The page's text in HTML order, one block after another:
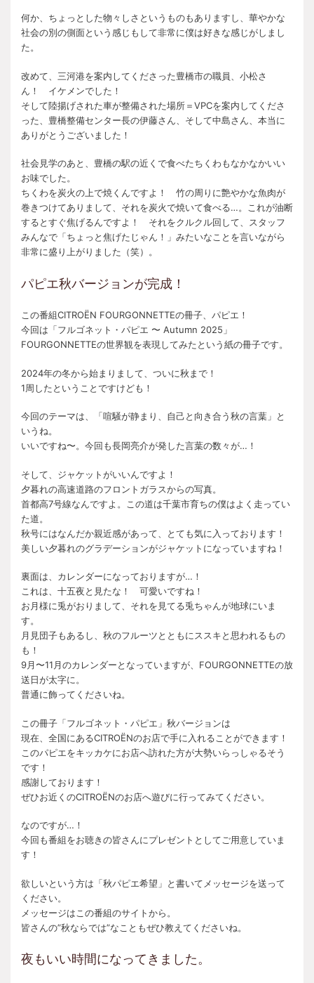
何か、ちょっとした物々しさというものもありますし、華やかな
社会の別の側面という感じもして非常に僕は好きな感じがしまし
た。
改めて、三河港を案内してくださった豊橋市の職員、小松さ
ん！ イケメンでした！
そして陸揚げされた車が整備された場所＝VPCを案内してくださ
った、豊橋整備センター長の伊藤さん、そして中島さん、本当に
ありがとうございました！
社会見学のあと、豊橋の駅の近くで食べたちくわもなかなかいい
お味でした。
ちくわを炭火の上で焼くんですよ！ 竹の周りに艶やかな魚肉が
巻きつけてありまして、それを炭火で焼いて食べる…。これが油断
するとすぐ焦げるんですよ！ それをクルクル回して、スタッフ
みんなで「ちょっと焦げたじゃん！」みたいなことを言いながら
非常に盛り上がりました（笑）。
パピエ秋バージョンが完成！
この番組CITROËN FOURGONNETTEの冊子、パピエ！
今回は「フルゴネット・パピエ 〜 Autumn 2025」
FOURGONNETTEの世界観を表現してみたという紙の冊子です。
2024年の冬から始まりまして、ついに秋まで！
1周したということですけども！
今回のテーマは、「喧騒が静まり、自己と向き合う秋の言葉」と
いうね。
いいですね〜。今回も長岡亮介が発した言葉の数々が…！
そして、ジャケットがいいんですよ！
夕暮れの高速道路のフロントガラスからの写真。
首都高7号線なんですよ。この道は千葉市育ちの僕はよく走ってい
た道。
秋号にはなんだか親近感があって、とても気に入っております！
美しい夕暮れのグラデーションがジャケットになっていますね！
裏面は、カレンダーになっておりますが…！
これは、十五夜と見たな！ 可愛いですね！
お月様に兎がおりまして、それを見てる兎ちゃんが地球にいま
す。
月見団子もあるし、秋のフルーツとともにススキと思われるもの
も！
9月〜11月のカレンダーとなっていますが、FOURGONNETTEの放
送日が太字に。
普通に飾ってくださいね。
この冊子「フルゴネット・パピエ」秋バージョンは
現在、全国にあるCITROËNのお店で手に入れることができます！
このパピエをキッカケにお店へ訪れた方が大勢いらっしゃるそう
です！
感謝しております！
ぜひお近くのCITROËNのお店へ遊びに行ってみてください。
なのですが…！
今回も番組をお聴きの皆さんにプレゼントとしてご用意していま
す！
欲しいという方は「秋パピエ希望」と書いてメッセージを送って
ください。
メッセージはこの番組のサイトから。
皆さんの”秋ならでは”なこともぜひ教えてくださいね。
夜もいい時間になってきました。